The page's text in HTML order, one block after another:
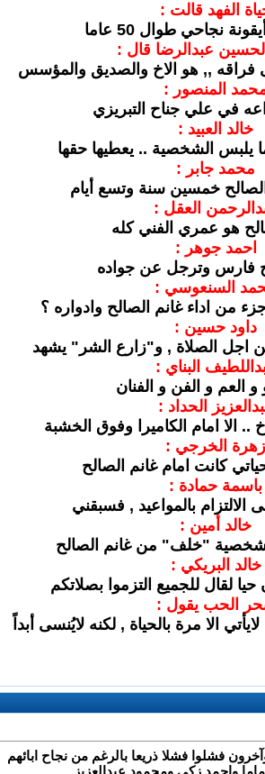
الفهد قالت :
نجاحي طوال 50 عاما
عبدالرضا قال :
فراقه ,, هو الاخ والصديق والمؤسس
المنصور :
في علي جناح التبريزي
خالد العبيد :
يلبس الشخصية .. يعطيها حقها
محمد جابر :
خمسين سنة وتسع أيام
العقل :
هو عمري الفني كله
احمد جوهر :
فارس وترجل عن جواده
السنعوسي :
من اداء غانم الصالح وادواره ؟
داود حسين :
اجل الصلاة , و"زارع الشر" يشهد
البناي :
و العم و الفن و الفنان
الحداد :
.. الا امام الكاميرا وفوق الخشبة
زهرة الخرجي :
كانت امام غانم الصالح
باسمة حمادة :
الالتزام بالمواعيد , فسبقني
خالد أمين :
"خلف" من غانم الصالح
خالد البريكي :
لقال للجميع التزموا بصلاتكم
الحب يقول :
الا مرة بالحياة , لكنه لايُنسى أبداً
فشلوا فشلا ذريعا بالرغم من نجاح ابائهم